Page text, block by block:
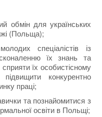
обмін для українських
(Польща);
спеціалістів із
їх знань та
їх особистісному
конкурентно
праці;
та познайомитися з
освіти в Польщі;